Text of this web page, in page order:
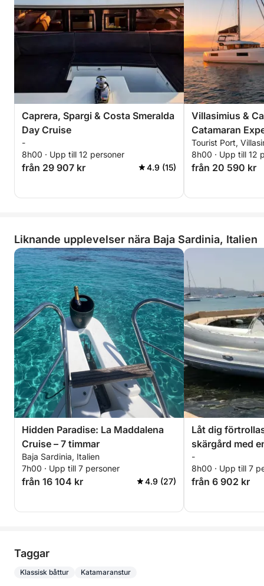
förväg att det inte fanns någon
luftkonditionering, gjorde det en
betydande skillnad under de varmare
ett bättre utrustat pentry, inklusive
saker som en kapselmaskin för kaffe,
en brödrost och extra köksredskap.
Inte heller några kuddar för alla
passagerare. Strandhanddukar fanns
inte heller tillgängliga ombord, trots att
vi hade förväntat oss det.
Sammantaget hade vi en fantastisk
upplevelse, framför allt tack vare
besättningens professionalism och
värme.
Caprera, Spargi & Costa Smeralda
Day Cruise
-
8h00 · Upp till 12 personer
från 29 907 kr 4.9 (15)
Villasimius &
Catamaran
Tourist Port,
8h00 · Upp till 12
från 20 590 kr
Liknande upplevelser nära Baja Sardinia, Italien
Hidden Paradise: La Maddalena
Cruise – 7 timmar
Baja Sardinia, Italien
7h00 · Upp till 7 personer
från 16 104 kr 4.9 (27)
Låt dig
skärgård med
Sardinia
-
8h00 · Upp till 7
från 6 902 kr
Taggar
Klassisk båttur Katamaranstur